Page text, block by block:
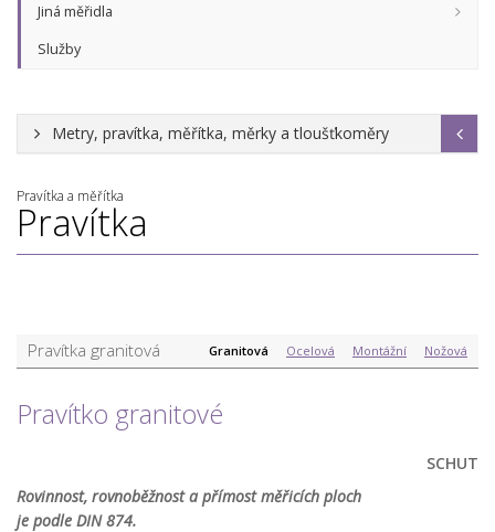
Jiná měřidla
Služby
Metry, pravítka, měřítka, měrky a tloušťkoměry
Pravítka a měřítka
Pravítka
Pravítka granitová Granitová Ocelová Montážní Nožová
Pravítko granitové
SCHUT
Rovinnost, rovnoběžnost a přímost měřicích ploch
je podle DIN 874.